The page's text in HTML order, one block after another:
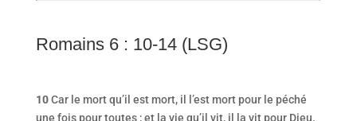
Romains 6 : 10-14 (LSG)
10Car le mort qu’il est mort, il l’est mort pour le péché
une fois pour toutes ; et la vie qu’il vit, il la vit pour Dieu.